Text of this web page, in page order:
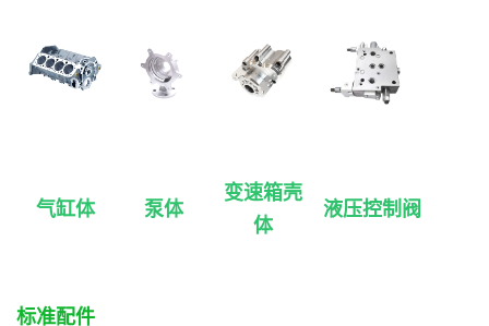
气缸体 泵体
变速箱壳
体
液压控制阀
标准配件